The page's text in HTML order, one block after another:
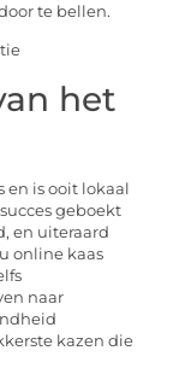
te bellen.
het
en is ooit lokaal
geboekt
en uiteraard
online kaas
naar
kazen die